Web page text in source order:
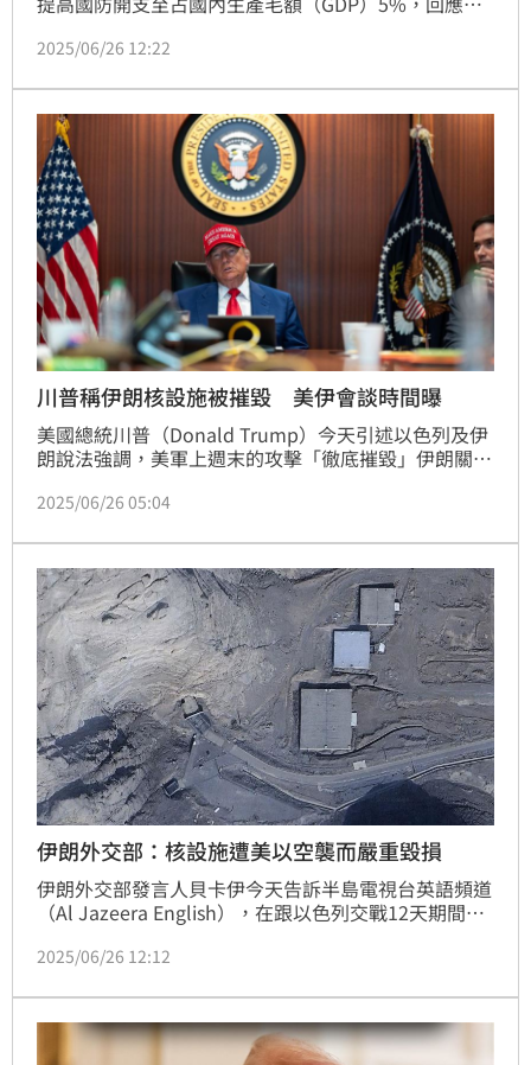
約態度大轉彎。多家外媒都指出，這次的北約峰會能如
大力諂媚，不僅傳簡訊大讚川普，更直接在媒體面前叫
川普「Daddy」，讓他被揶揄是「北約諂媚王」。
2025/06/26 12:22
川普稱伊朗核設施被摧毀 美伊會談時間曝
美國總統川普（Donald Trump）今天引述以色列及伊
朗說法強調，美軍上週末的攻擊「徹底摧毀」伊朗關鍵
還說，美國下週將與伊朗舉行會談，可能會簽協議。
2025/06/26 05:04
伊朗外交部：核設施遭美以空襲而嚴重毀損
伊朗外交部發言人貝卡伊今天告訴半島電視台英語頻道
（Al Jazeera English），在跟以色列交戰12天期間，
損」。
2025/06/26 12:12